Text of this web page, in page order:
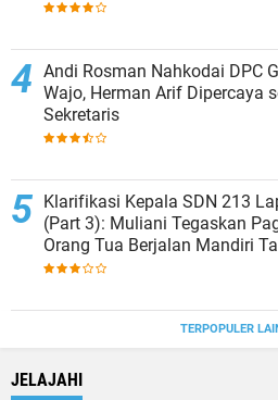
Andi Rosman Nahkodai DPC
Wajo, Herman Arif Dipercaya
Sekretaris
Klarifikasi Kepala SDN 213
(Part 3): Muliani Tegaskan
Orang Tua Berjalan Mandiri
Campur Tangan Sekolah (3)
TERPOPULER
JELAJAHI